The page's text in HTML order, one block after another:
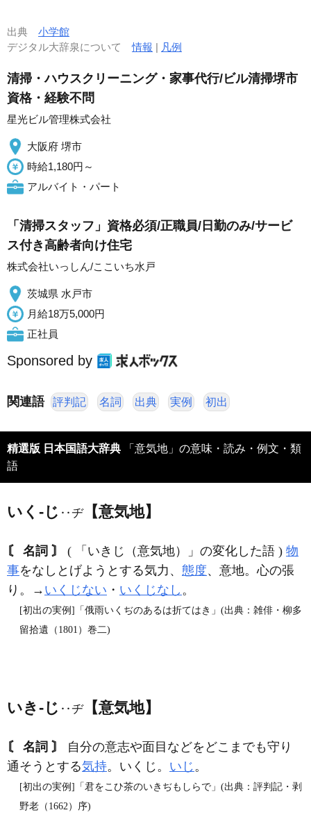
出典 小学館
デジタル大辞泉について情報 | 凡例
清掃・ハウスクリーニング・家事代行/ビル清掃堺市
資格・経験不問
星光ビル管理株式会社
大阪府 堺市
時給1,180円～
アルバイト・パート
「清掃スタッフ」資格必須/正職員/日勤のみ/サービ
ス付き高齢者向け住宅
株式会社いっしん/ここいち水戸
茨城県 水戸市
月給18万5,000円
正社員
Sponsored by
関連語 評判記 名詞 出典 実例 初出
精選版 日本国語大辞典 「意気地」の意味・読み・例文・類
語
いく‐じ ‥ヂ【意気地】
〘 名詞 〙 ( 「いきじ（意気地）」の変化した語 ) 物
事をなしとげようとする気力、 態度、意地。心の張
り。→ いくじない ・ いくじなし 。
[初出の実例]「俄雨いくぢのあるは折てはき」(出典：雑俳・柳多
留拾遺（1801）巻二)
いき‐じ ‥ヂ【意気地】
〘 名詞 〙
自分の意志や面目などをどこまでも守り
通そうとする気持。いくじ。 いじ 。
[初出の実例]「君をこひ茶のいきぢもしらで」(出典：評判記・剥
野老（1662）序)